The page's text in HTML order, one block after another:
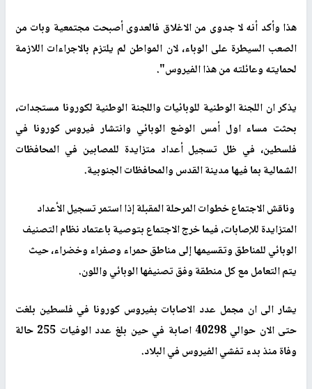
هذا وأكد أنه لا جدوى من الاغلاق فالعدوى أصبحت مجتمعية وبات من
الصعب السيطرة على الوباء، لان المواطن لم يلتزم بالاجراءات اللازمة
لحمايته وعائلته من هذا الفيروس".
يذكر ان اللجنة الوطنية للوبائيات واللجنة الوطنية لكورونا مستجدات،
بحثت مساء اول أمس الوضع الوبائي وانتشار فيروس كورونا في
فلسطين، في ظل تسجيل أعداد متزايدة للمصابين في المحافظات
الشمالية بما فيها مدينة القدس والمحافظات الجنوبية.
وناقش الاجتماع خطوات المرحلة المقبلة إذا استمر تسجيل الأعداد
المتزايدة للإصابات، فيما خرج الاجتماع بتوصية باعتماد نظام التصنيف
الوبائي للمناطق وتقسيمها إلى مناطق حمراء وصفراء وخضراء، حيث
يتم التعامل مع كل منطقة وفق تصنيفها الوبائي واللون.
يشار الى ان مجمل عدد الاصابات بفيروس كورونا في فلسطين بلغت
حتى الان حوالي 40298 اصابة في حين بلغ عدد الوفيات 255 حالة
وفاة منذ بدء تفشي الفيروس في البلاد.